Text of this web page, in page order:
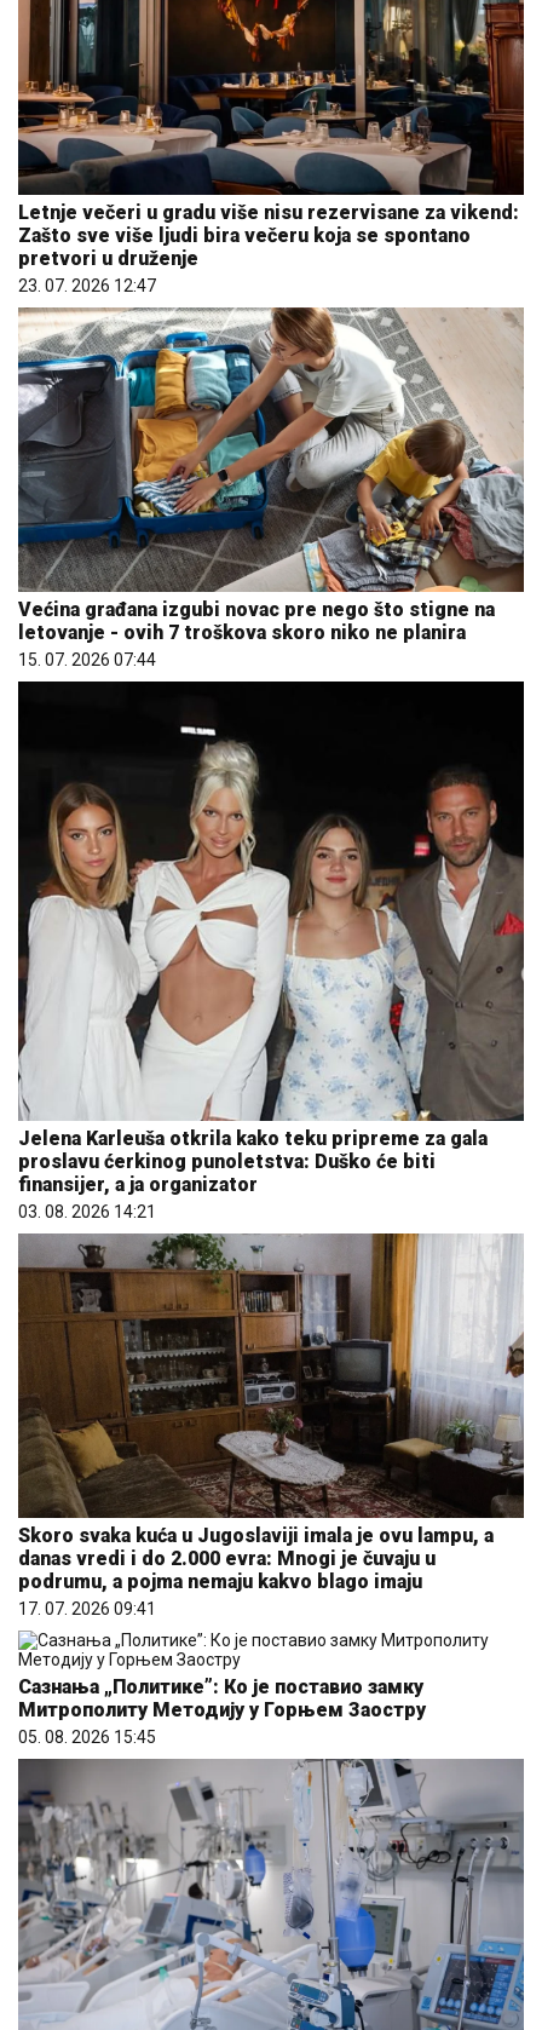
Letnje večeri u gradu više nisu rezervisane za vikend:
Zašto sve više ljudi bira večeru koja se spontano
pretvori u druženje
23. 07. 2026 12:47
Većina građana izgubi novac pre nego što stigne na
letovanje - ovih 7 troškova skoro niko ne planira
15. 07. 2026 07:44
Jelena Karleuša otkrila kako teku pripreme za gala
proslavu ćerkinog punoletstva: Duško će biti
finansijer, a ja organizator
03. 08. 2026 14:21
Skoro svaka kuća u Jugoslaviji imala je ovu lampu, a
danas vredi i do 2.000 evra: Mnogi je čuvaju u
podrumu, a pojma nemaju kakvo blago imaju
17. 07. 2026 09:41
Сазнања „Политике”: Ко је поставио замку
Митрополиту Методију у Горњем Заостру
05. 08. 2026 15:45